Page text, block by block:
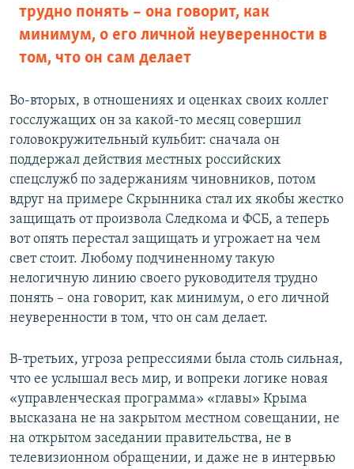
трудно понять – она говорит, как
минимум, о его личной неуверенности в
том, что он сам делает
Во-вторых, в отношениях и оценках своих коллег
госслужащих он за какой-то месяц совершил
головокружительный кульбит: сначала он
поддержал действия местных российских
спецслужб по задержаниям чиновников, потом
вдруг на примере Скрынника стал их якобы жестко
защищать от произвола Следкома и ФСБ, а теперь
вот опять перестал защищать и угрожает на чем
свет стоит. Любому подчиненному такую
нелогичную линию своего руководителя трудно
понять – она говорит, как минимум, о его личной
неуверенности в том, что он сам делает.
В-третьих, угроза репрессиями была столь сильная,
что ее услышал весь мир, и вопреки логике новая
«управленческая программа» «главы» Крыма
высказана не на закрытом местном совещании, не
на открытом заседании правительства, не в
телевизионном обращении, и даже не в интервью